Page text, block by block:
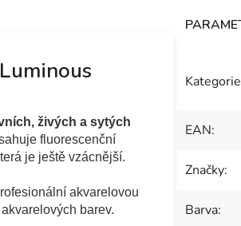
živých a sytých
fluorescenční
je ještě vzácnější.
akvarelovou
barev.
Kategorie
EAN:
Značky:
Barva: